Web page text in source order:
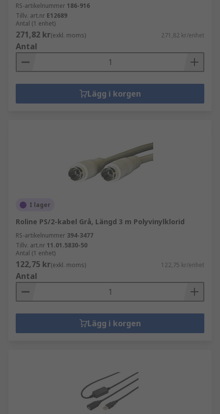
RS-artikelnummer 186-916
Tillv. art.nr E12689
Antal (1 enhet)
271,82 kr(exkl. moms) 271,82 kr/enhet
Antal
Lägg i korgen
I lager
Roline PS/2-kabel Grå, Längd 3 m Polyvinylklorid
RS-artikelnummer 394-3477
Tillv. art.nr 11.01.5830-50
Antal (1 enhet)
122,75 kr(exkl. moms) 122,75 kr/enhet
Antal
Lägg i korgen